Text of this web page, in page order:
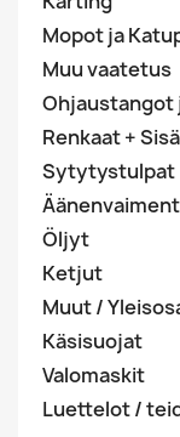
Mopot ja
Muu vaatetus
Ohjaustangot
Renkaat +
Sytytystulpat
Öljyt
Ketjut
Muut /
Käsisuojat
Valomaskit
Luettelot /